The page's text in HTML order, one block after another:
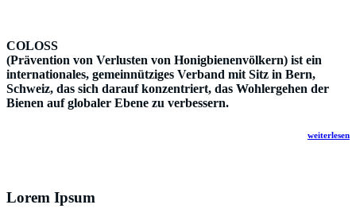
COLOSS
(Prävention von Verlusten von Honigbienenvölkern) ist ein
internationales, gemeinnütziges Verband mit Sitz in Bern,
Schweiz, das sich darauf konzentriert, das Wohlergehen der
Bienen auf globaler Ebene zu verbessern.
weiterlesen
Lorem Ipsum